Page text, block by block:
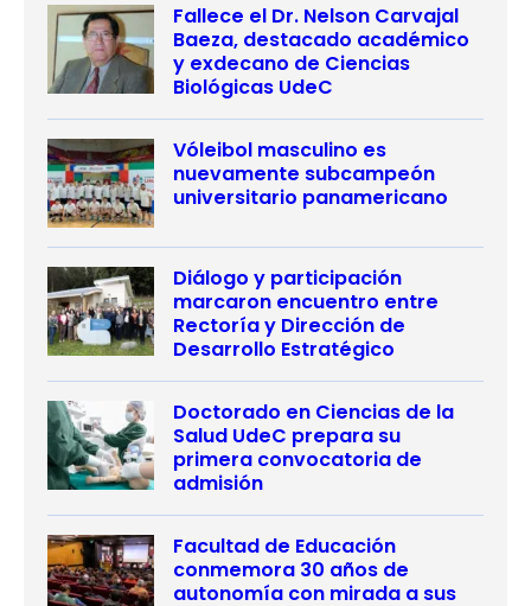
Fallece el Dr. Nelson Carvajal
Baeza, destacado académico
y exdecano de Ciencias
Biológicas UdeC
Vóleibol masculino es
nuevamente subcampeón
universitario panamericano
Diálogo y participación
marcaron encuentro entre
Rectoría y Dirección de
Desarrollo Estratégico
Doctorado en Ciencias de la
Salud UdeC prepara su
primera convocatoria de
admisión
Facultad de Educación
conmemora 30 años de
autonomía con mirada a sus